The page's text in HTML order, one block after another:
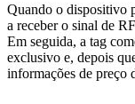
Quando o dispositivo
a receber o sinal de
Em seguida, a tag
exclusivo e, depois
informações de preço